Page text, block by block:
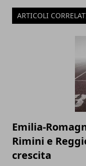
ARTICOLI
Emilia-
Rimini e
crescita